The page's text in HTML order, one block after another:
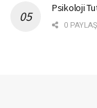
Psikoloji
0